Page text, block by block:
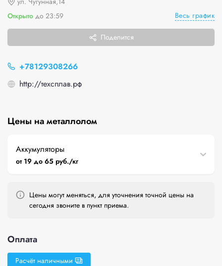
Открыто до 23:59 Весь график
Поделится
+78129308266
http://техсплав.рф
Цены на металлолом
Аккумуляторы
от 19 до 65 руб./кг
Цены могут меняться, для уточнения точной цены на
сегодня звоните в пункт приема.
Оплата
Расчёт наличными